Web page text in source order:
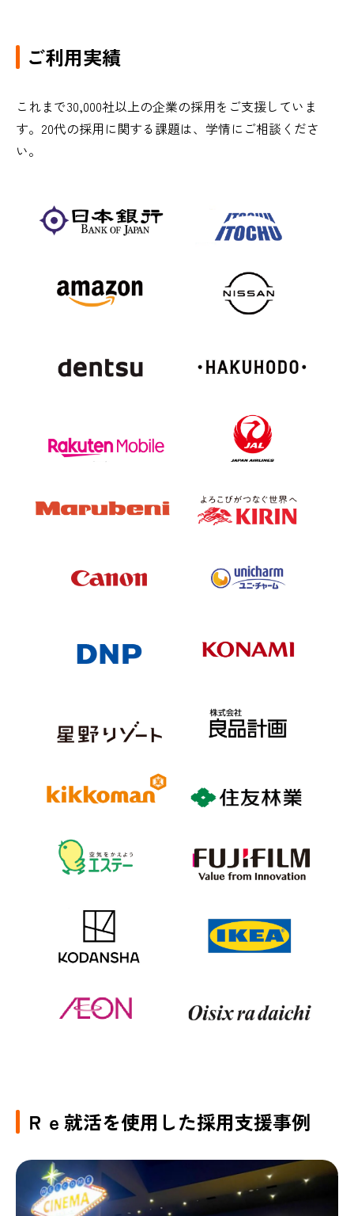
ご利用実績
これまで30,000社以上の企業の採用をご支援していま
す。20代の採用​に関する課題は、学情にご相談くださ
い。
Ｒｅ就活を使用した採用支援事例